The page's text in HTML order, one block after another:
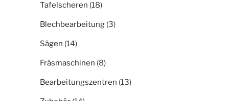
Tafelscheren (18)
Blechbearbeitung (3)
Sägen (14)
Fräsmaschinen (8)
Bearbeitungszentren (13)